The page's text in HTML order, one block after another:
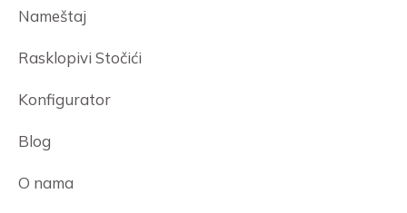
Nameštaj
Rasklopivi Stočići
Konfigurator
Blog
O nama